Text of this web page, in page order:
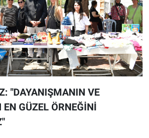
"DAYANIŞMANIN VE
GÜZEL ÖRNEĞİNİ